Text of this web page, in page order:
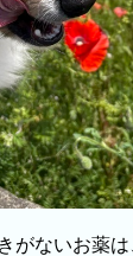
がないお薬